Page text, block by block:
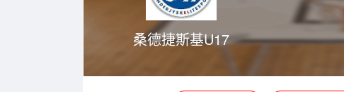
桑德捷斯基U17